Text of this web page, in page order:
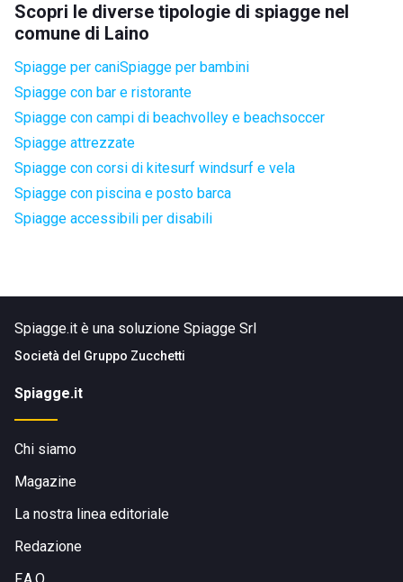
Scopri le diverse tipologie di spiagge nel
comune di Laino
Spiagge per caniSpiagge per bambini
Spiagge con bar e ristorante
Spiagge con campi di beachvolley e beachsoccer
Spiagge attrezzate
Spiagge con corsi di kitesurf windsurf e vela
Spiagge con piscina e posto barca
Spiagge accessibili per disabili
Spiagge.it è una soluzione Spiagge Srl
Società del Gruppo Zucchetti
Spiagge.it
Chi siamo
Magazine
La nostra linea editoriale
Redazione